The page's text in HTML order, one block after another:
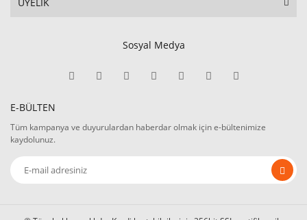
Sosyal Medya
E-BÜLTEN
Tüm kampanya ve duyurulardan haberdar olmak için e-bültenimize
kaydolunuz.